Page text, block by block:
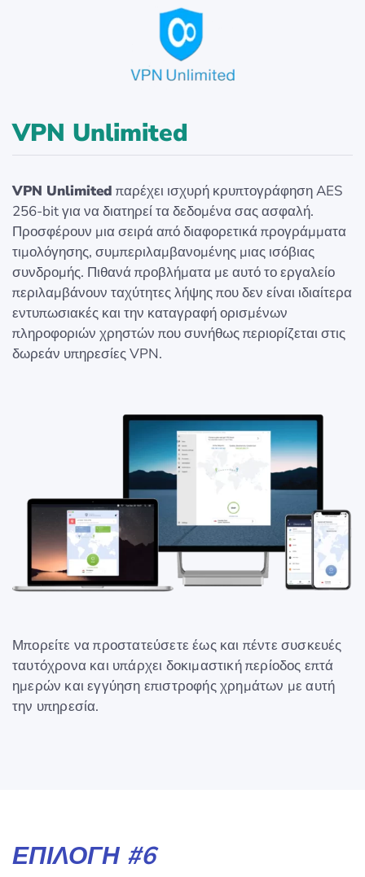
VPN Unlimited
VPN Unlimited παρέχει ισχυρή κρυπτογράφηση AES
256-bit για να διατηρεί τα δεδομένα σας ασφαλή.
Προσφέρουν μια σειρά από διαφορετικά προγράμματα
τιμολόγησης, συμπεριλαμβανομένης μιας ισόβιας
συνδρομής. Πιθανά προβλήματα με αυτό το εργαλείο
περιλαμβάνουν ταχύτητες λήψης που δεν είναι ιδιαίτερα
εντυπωσιακές και την καταγραφή ορισμένων
πληροφοριών χρηστών που συνήθως περιορίζεται στις
δωρεάν υπηρεσίες VPN.
Μπορείτε να προστατεύσετε έως και πέντε συσκευές
ταυτόχρονα και υπάρχει δοκιμαστική περίοδος επτά
ημερών και εγγύηση επιστροφής χρημάτων με αυτή
την υπηρεσία.
ΕΠΙΛΟΓΉ #6